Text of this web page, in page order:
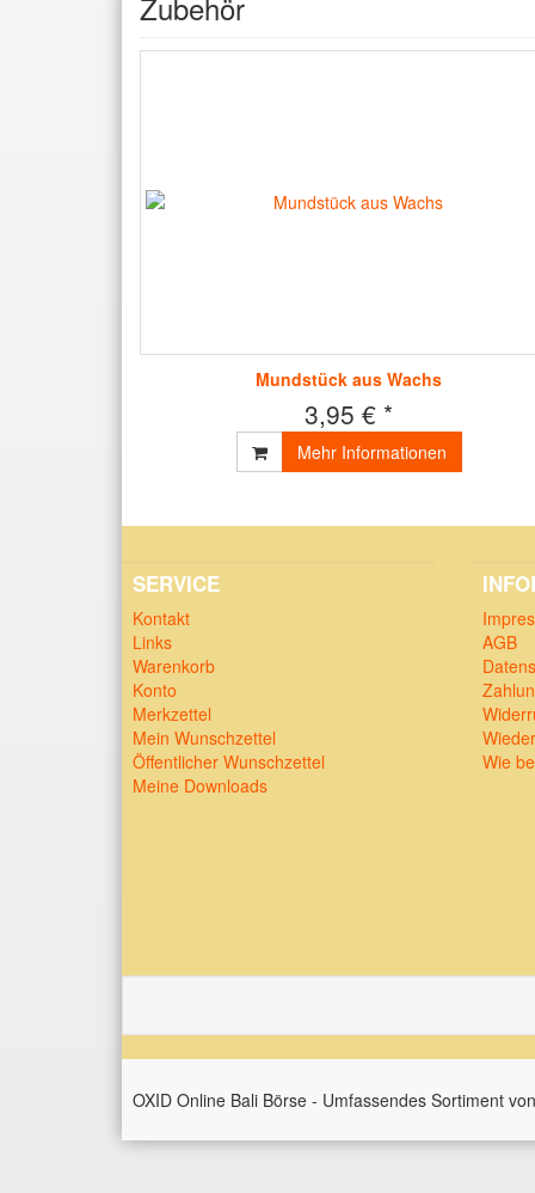
Mundstück aus Wachs
3,95 € *
Mehr Informationen
SERVICE
Kontakt
Links
Warenkorb
Konto
Merkzettel
Mein Wunschzettel
Öffentlicher Wunschzettel
Meine Downloads
AGB
Wie
OXID Online Bali Börse - Umfassendes Sortiment